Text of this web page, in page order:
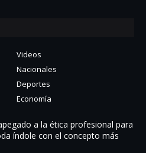
Videos
Nacionales
Deportes
Economía
a la ética profesional para
í­ndole con el concepto más